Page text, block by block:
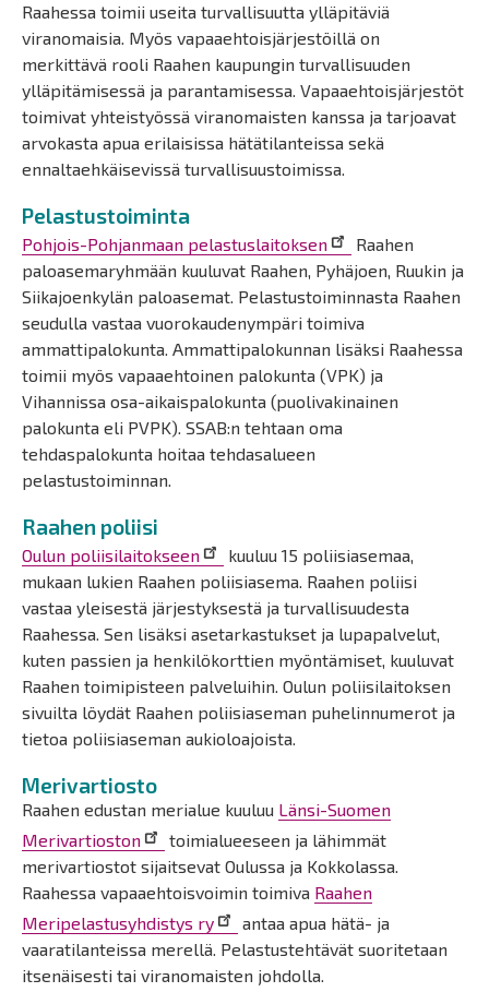
Raahessa toimii useita turvallisuutta ylläpitäviä
viranomaisia. Myös vapaaehtoisjärjestöillä on
merkittävä rooli Raahen kaupungin turvallisuuden
ylläpitämisessä ja parantamisessa. Vapaaehtoisjärjestöt
toimivat yhteistyössä viranomaisten kanssa ja tarjoavat
arvokasta apua erilaisissa hätätilanteissa sekä
ennaltaehkäisevissä turvallisuustoimissa.
Pelastustoiminta
Pohjois-Pohjanmaan pelastuslaitoksen
Raahen
paloasemaryhmään kuuluvat Raahen, Pyhäjoen, Ruukin ja
Siikajoenkylän paloasemat. Pelastustoiminnasta Raahen
seudulla vastaa vuorokaudenympäri toimiva
ammattipalokunta. Ammattipalokunnan lisäksi Raahessa
toimii myös vapaaehtoinen palokunta (VPK) ja
Vihannissa osa-aikaispalokunta (puolivakinainen
palokunta eli PVPK). SSAB:n tehtaan oma
tehdaspalokunta hoitaa tehdasalueen
pelastustoiminnan.
Raahen poliisi
Oulun poliisilaitokseen
kuuluu 15 poliisiasemaa,
mukaan lukien Raahen poliisiasema. Raahen poliisi
vastaa yleisestä järjestyksestä ja turvallisuudesta
Raahessa. Sen lisäksi asetarkastukset ja lupapalvelut,
kuten passien ja henkilökorttien myöntämiset, kuuluvat
Raahen toimipisteen palveluihin. Oulun poliisilaitoksen
sivuilta löydät Raahen poliisiaseman puhelinnumerot ja
tietoa poliisiaseman aukioloajoista.
Merivartiosto
Raahen edustan merialue kuuluu Länsi-Suomen
Merivartioston
toimialueeseen ja lähimmät
merivartiostot sijaitsevat Oulussa ja Kokkolassa.
Raahessa vapaaehtoisvoimin toimiva Raahen
Meripelastusyhdistys ry
antaa apua hätä- ja
vaaratilanteissa merellä. Pelastustehtävät suoritetaan
itsenäisesti tai viranomaisten johdolla.